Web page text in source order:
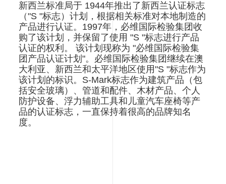
新西兰标准局于 1944年推出了新西兰认证标志
（"S "标志）计划，根据相关标准对本地制造的
产品进行认证。1997年，必维国际检验集团收
购了该计划，并保留了使用 "S "标志进行产品
认证的权利。 该计划现称为 "必维国际检验集
团产品认证计划"。必维国际检验集团继续在澳
大利亚、新西兰和太平洋地区使用"S "标志作为
该计划的标识。S-Mark标志作为建筑产品（包
括安全玻璃）、管道和配件、木材产品、个人
防护设备、浮力辅助工具和儿童汽车座椅等产
品的认证标志，一直保持着很高的品牌知名
度。